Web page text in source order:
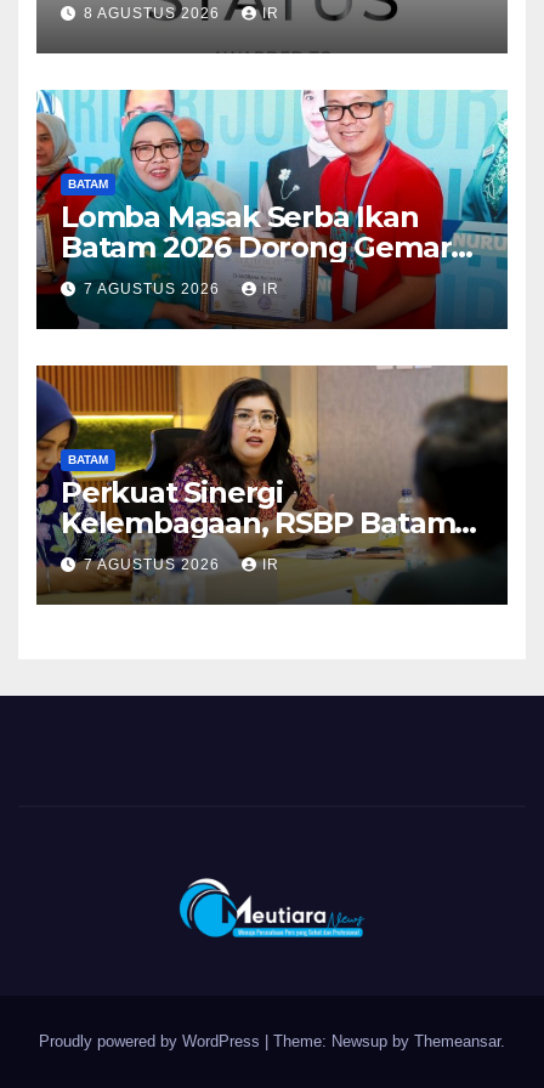
dari WSO
8 AGUSTUS 2026 IR
BATAM
Lomba Masak Serba Ikan
Batam 2026 Dorong Gemar
Makan Ikan
7 AGUSTUS 2026 IR
BATAM
Perkuat Sinergi
Kelembagaan, RSBP Batam
dan BPOM Pastikan
Pelayanan dan Ketersediaan
Obat Aman
7 AGUSTUS 2026 IR
Proudly powered by WordPress Theme: Newsup by Themeansar.